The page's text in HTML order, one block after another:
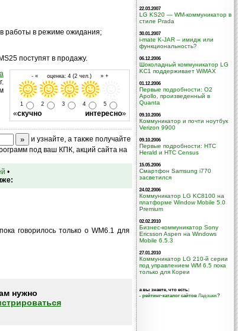
работы в режиме ожидания;
поступят в продажу.
- « оценка: 4 (2 чел.) » +
1 2 3 4 5
«скучно интересно»
и узнайте, а также получайте
под ваш КПК, акций сайта на
•
говорилось только о WM6.1 для
нужно
22.03.2007
LG KS20 — WM-коммуникатор в
стиле Prada
30.01.2007
i-mate K-JAR – имидж или
функциональность?
06.12.2006
Шоколадный коммуникатор LG
KC1 поддерживает WiMAX
01.12.2006
Первые подробности: O2
Apollo, произведенный в
Quanta
09.10.2006
Коммуникатор и почти ноутбук
Verizon 9900
09.10.2006
Первые подробности: HTC
Herald и HTC Census
15.05.2006
Смартфон Samsung i770
засветился
24.02.2006
Коммуникатор LG KC8100 на
платформе Window Mobile 5.0
Premium
02.02.2010
Бизнес-коммуникатор Sony
Ericsson Aspen на Windows
Mobile 6.5.3
27.01.2010
Коммуникатор LG 210-й серии
под управлением WM 6.5 пока
только для Кореи
а вы знаете, что есть:
- рейтинг-каталог сайтов Ладошек?